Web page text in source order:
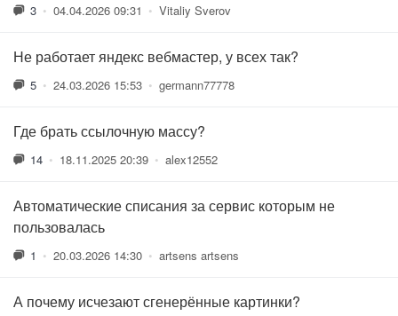
3 • 04.04.2026 09:31 • Vitaliy Sverov
Не работает яндекс вебмастер, у всех так?
5 • 24.03.2026 15:53 • germann77778
Где брать ссылочную массу?
14 • 18.11.2025 20:39 • alex12552
Автоматические списания за сервис которым не
пользовалась
1 • 20.03.2026 14:30 • artsens artsens
А почему исчезают сгенерённые картинки?